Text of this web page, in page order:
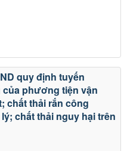
quy định tuyến
phương tiện vận
chất thải rắn công
chất thải nguy hại trên